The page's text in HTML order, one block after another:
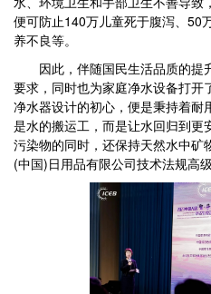
便可防止140万儿童死于腹泻、50
养不良等。
因此，伴随国民生活品质的提
要求，同时也为家庭净水设备打开
净水器设计的初心，便是秉持着耐
是水的搬运工，而是让水回归到更
污染物的同时，还保持天然水中矿
(中国)日用品有限公司技术法规高